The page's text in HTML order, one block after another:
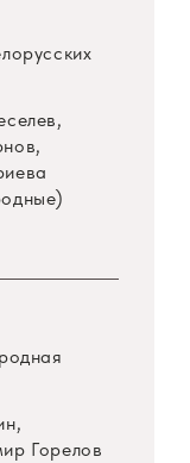
Горелов